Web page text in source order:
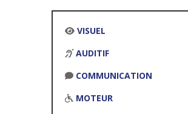
VISUEL
AUDITIF
COMMUNICATION
MOTEUR